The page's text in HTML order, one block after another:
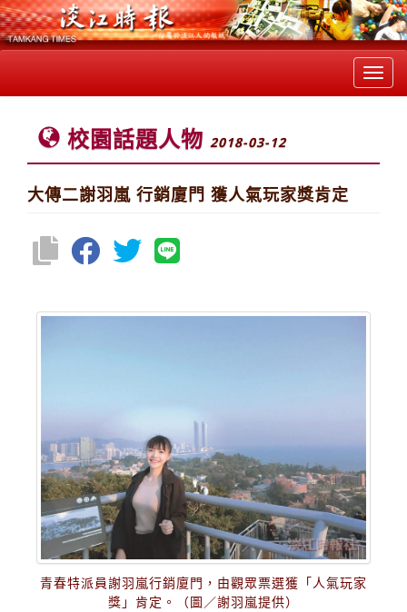
校園話題人物 2018-03-12
大傳二謝羽嵐 行銷廈門 獲人氣玩家獎肯定
青春特派員謝羽嵐行銷廈門，由觀眾票選獲「人氣玩家
獎」肯定。（圖／謝羽嵐提供）